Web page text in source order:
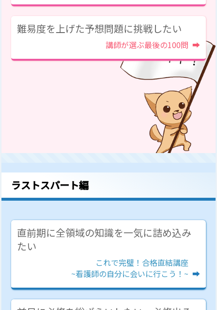
難易度を上げた予想問題に挑戦したい
講師が選ぶ最後の100問
ラストスパート編
直前期に全領域の知識を一気に詰め込み
たい
これで完璧！合格直結講座
~看護師の自分に会いに行こう！~